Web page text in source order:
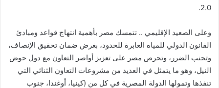
2.0.
وعلى الصعيد الإقليمي .. تتمسك مصر بأهمية انتهاج قواعد ومبادئ
القانون الدولي للمياه العابرة للحدود، بغرض ضمان تحقيق الإنصاف،
وتجنب الضرر، وتحرص مصر على تعزيز أواصر التعاون مع دول حوض
النيل، وهو ما يتمثل في العديد من مشروعات التعاون الثنائي التي
تنفذها وتمولها الدولة المصرية في كل من (كينيا، أوغندا، جنوب